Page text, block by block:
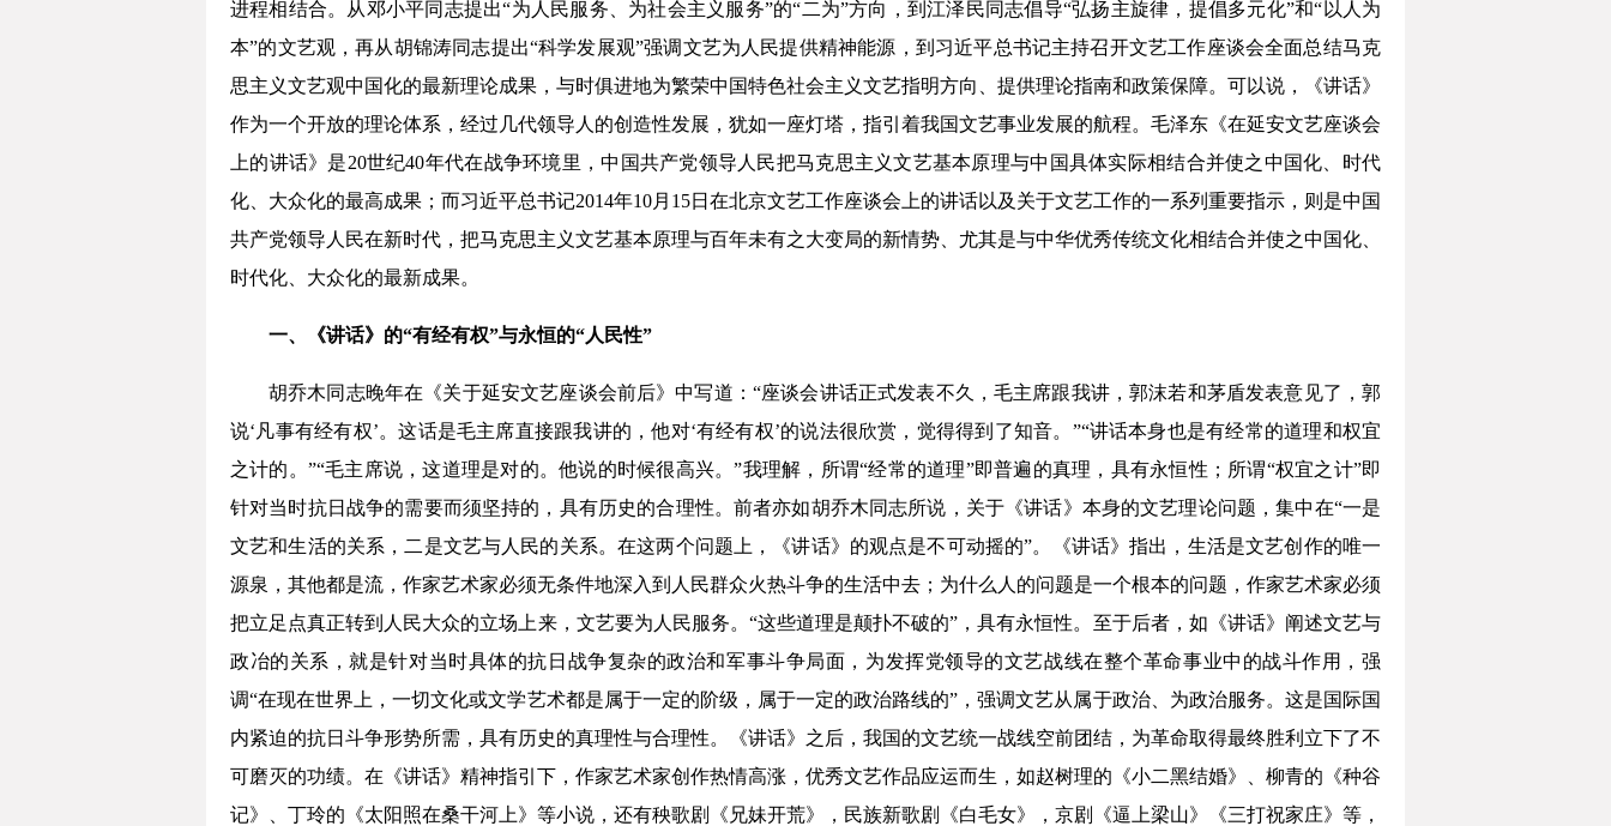
进程相结合。从邓小平同志提出“为人民服务、为社会主义服务”的“二为”方向，到江泽民同志倡导“弘扬主旋律，提倡多元化”和“以人为
本”的文艺观，再从胡锦涛同志提出“科学发展观”强调文艺为人民提供精神能源，到习近平总书记主持召开文艺工作座谈会全面总结马克
思主义文艺观中国化的最新理论成果，与时俱进地为繁荣中国特色社会主义文艺指明方向、提供理论指南和政策保障。可以说，《讲话》
作为一个开放的理论体系，经过几代领导人的创造性发展，犹如一座灯塔，指引着我国文艺事业发展的航程。毛泽东《在延安文艺座谈会
上的讲话》是20世纪40年代在战争环境里，中国共产党领导人民把马克思主义文艺基本原理与中国具体实际相结合并使之中国化、时代
化、大众化的最高成果；而习近平总书记2014年10月15日在北京文艺工作座谈会上的讲话以及关于文艺工作的一系列重要指示，则是中国
共产党领导人民在新时代，把马克思主义文艺基本原理与百年未有之大变局的新情势、尤其是与中华优秀传统文化相结合并使之中国化、
时代化、大众化的最新成果。
一、《讲话》的“有经有权”与永恒的“人民性”
胡乔木同志晚年在《关于延安文艺座谈会前后》中写道：“座谈会讲话正式发表不久，毛主席跟我讲，郭沫若和茅盾发表意见了，郭
说‘凡事有经有权’。这话是毛主席直接跟我讲的，他对‘有经有权’的说法很欣赏，觉得得到了知音。”“讲话本身也是有经常的道理和权宜
之计的。”“毛主席说，这道理是对的。他说的时候很高兴。”我理解，所谓“经常的道理”即普遍的真理，具有永恒性；所谓“权宜之计”即
针对当时抗日战争的需要而须坚持的，具有历史的合理性。前者亦如胡乔木同志所说，关于《讲话》本身的文艺理论问题，集中在“一是
文艺和生活的关系，二是文艺与人民的关系。在这两个问题上，《讲话》的观点是不可动摇的”。《讲话》指出，生活是文艺创作的唯一
源泉，其他都是流，作家艺术家必须无条件地深入到人民群众火热斗争的生活中去；为什么人的问题是一个根本的问题，作家艺术家必须
把立足点真正转到人民大众的立场上来，文艺要为人民服务。“这些道理是颠扑不破的”，具有永恒性。至于后者，如《讲话》阐述文艺与
政冶的关系，就是针对当时具体的抗日战争复杂的政治和军事斗争局面，为发挥党领导的文艺战线在整个革命事业中的战斗作用，强
调“在现在世界上，一切文化或文学艺术都是属于一定的阶级，属于一定的政治路线的”，强调文艺从属于政治、为政治服务。这是国际国
内紧迫的抗日斗争形势所需，具有历史的真理性与合理性。《讲话》之后，我国的文艺统一战线空前团结，为革命取得最终胜利立下了不
可磨灭的功绩。在《讲话》精神指引下，作家艺术家创作热情高涨，优秀文艺作品应运而生，如赵树理的《小二黑结婚》、柳青的《种谷
记》、丁玲的《太阳照在桑干河上》等小说，还有秧歌剧《兄妹开荒》，民族新歌剧《白毛女》，京剧《逼上梁山》《三打祝家庄》等，